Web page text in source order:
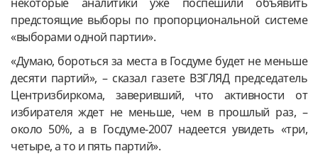
предстоящие выборы по пропорциональной системе
«выборами одной партии».
«Думаю, бороться за места в Госдуме будет не меньше
десяти партий», – сказал газете ВЗГЛЯД председатель
Центризбиркома, заверивший, что активности от
избирателя ждет не меньше, чем в прошлый раз, –
около 50%, а в Госдуме-2007 надеется увидеть «три,
четыре, а то и пять партий».